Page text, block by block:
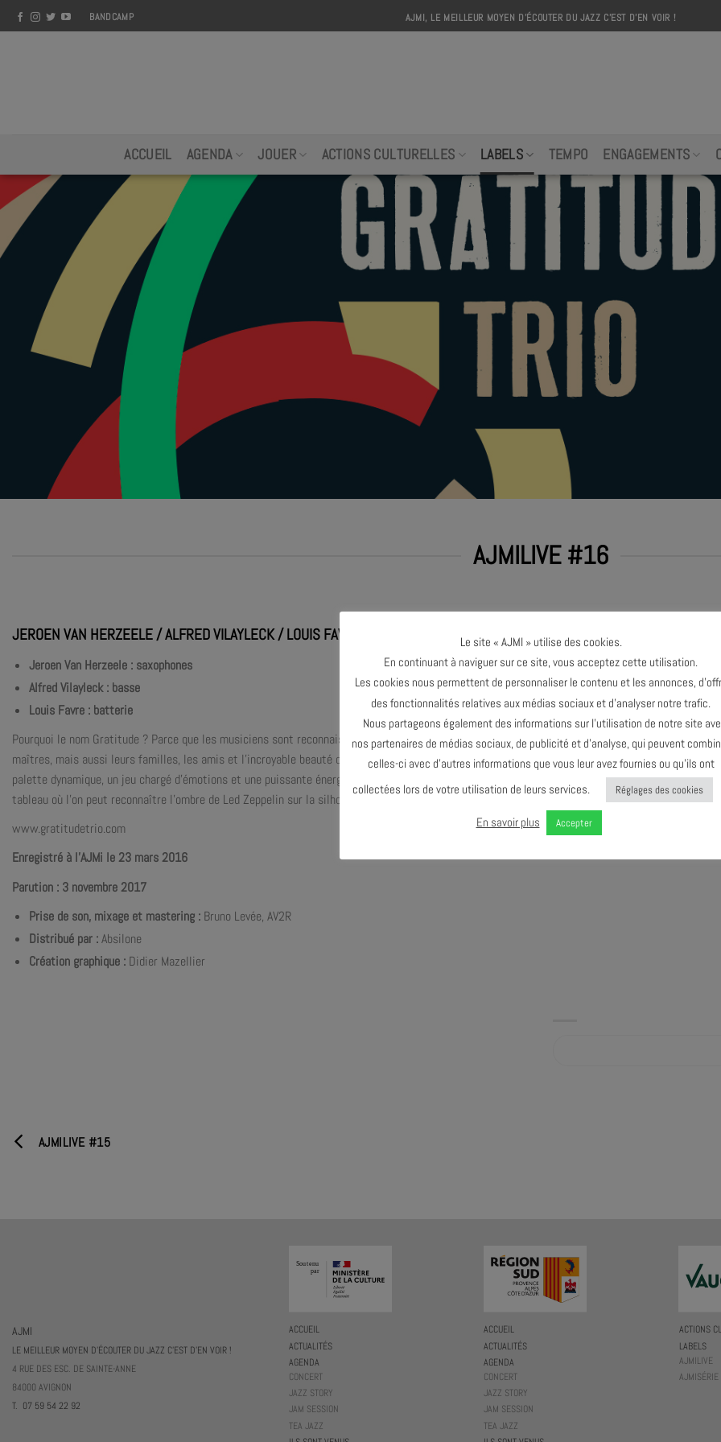
Skip
to
BANDCAMP AJMI, LE MEILLEUR MOYEN D'ÉCOUTER DU JAZZ C'EST D'EN VOIR !
ACCUEIL AGENDA JOUER ACTIONS CULTURELLES LABELS TEMPO ENGAGEMENTS
AJMILIVE #16
JEROEN VAN HERZEELE / ALFRED VILAYLECK / LOUIS FAVRE
Jeroen Van Herzeele : saxophones
Alfred Vilayleck : basse
Louis Favre : batterie
Pourquoi le nom Gratitude ? Parce que les musiciens sont reconnaissants pour la musique des grands
maîtres, mais aussi leurs familles, les amis et l’incroyable beauté que la nature apporte. Entre une vaste
palette dynamique, un jeu chargé d’émotions et une puissante énergie positive, le trio nous peint un
tableau où l’on peut reconnaître l’ombre de Led Zeppelin sur la silhouette de John Coltrane.
www.gratitudetrio.com
Enregistré à l’AJMi le 23 mars 2016
Parution : 3 novembre 2017
Prise de son, mixage et mastering :Bruno Levée, AV2R
Distribué par :Absilone
Création graphique :Didier Mazellier
AJMILIVE #15
AJMI
LE MEILLEUR MOYEN D'ÉCOUTER DU JAZZ C'EST D'EN VOIR !
4 RUE DES ESC. DE SAINTE-ANNE
84000 AVIGNON
T. 07 59 54 22 92
ACCUEIL
ACTUALITÉS
AGENDA
CONCERT
JAZZ STORY
JAM SESSION
TEA JAZZ
ACCUEIL
ACTUALITÉS
AGENDA
CONCERT
JAZZ STORY
JAM SESSION
TEA JAZZ
ACTIONS
LABELS
AJMILIVE
AJMISÉRIE
Le site « AJMI » utilise des cookies.
En continuant à naviguer sur ce site, vous acceptez cette utilisation.
Les cookies nous permettent de personnaliser le contenu et les annonces,
des fonctionnalités relatives aux médias sociaux et d’analyser notre trafic.
Nous partageons également des informations sur l’utilisation de notre site
nos partenaires de médias sociaux, de publicité et d’analyse, qui peuvent
celles-ci avec d’autres informations que vous leur avez fournies ou qu’ils ont
collectées lors de votre utilisation de leurs services.
Réglages des cookies
En savoir plus Accepter